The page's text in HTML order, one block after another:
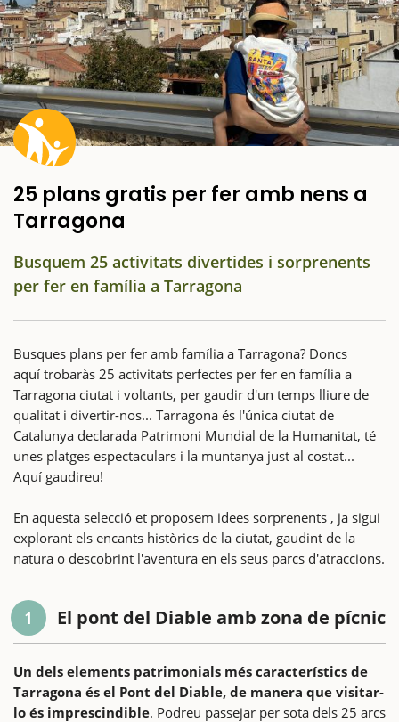
25 plans gratis per fer amb nens a
Tarragona
Busquem 25 activitats divertides i sorprenents
per fer en família a Tarragona
Busques plans per fer amb família a Tarragona? Doncs
aquí trobaràs 25 activitats perfectes per fer en família a
Tarragona ciutat i voltants, per gaudir d'un temps lliure de
qualitat i divertir-nos... Tarragona és l'única ciutat de
Catalunya declarada Patrimoni Mundial de la Humanitat, té
unes platges espectaculars i la muntanya just al costat...
Aquí gaudireu!
En aquesta selecció et proposem idees sorprenents , ja sigui
explorant els encants històrics de la ciutat, gaudint de la
natura o descobrint l'aventura en els seus parcs d'atraccions.
1 El pont del Diable amb zona de pícnic
Un dels elements patrimonials més característics de
Tarragona és el Pont del Diable, de manera que visitar-
lo és imprescindible. Podreu passejar per sota dels 25 arcs